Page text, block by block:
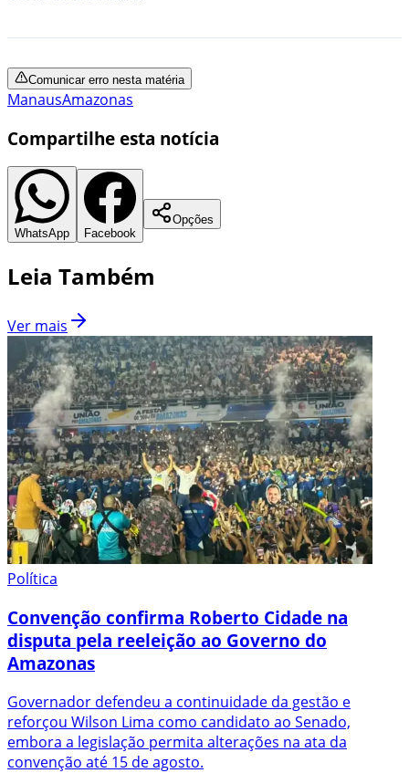
Comunicar erro nesta matéria
ManausAmazonas
Compartilhe esta notícia
WhatsApp Facebook
Opções
Leia Também
Ver mais
Política
Convenção confirma Roberto Cidade na
disputa pela reeleição ao Governo do
Amazonas
Governador defendeu a continuidade da gestão e
reforçou Wilson Lima como candidato ao Senado,
embora a legislação permita alterações na ata da
convenção até 15 de agosto.